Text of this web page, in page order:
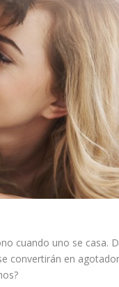
cuando uno se casa.
convertirán en